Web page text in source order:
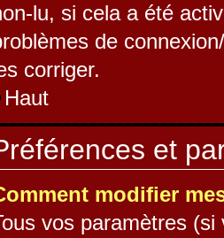
lu, si cela a été
de
corriger.
Haut
et
modifier
vos paramètres